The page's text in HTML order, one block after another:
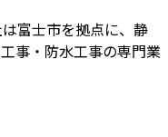
富士市を拠点に、静
事・防水工事の専門業